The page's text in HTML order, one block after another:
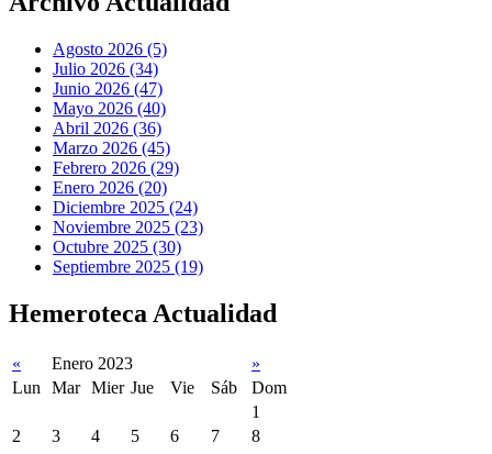
Agosto 2026 (5)
Julio 2026 (34)
Junio 2026 (47)
Mayo 2026 (40)
Abril 2026 (36)
Marzo 2026 (45)
Febrero 2026 (29)
Enero 2026 (20)
Diciembre 2025 (24)
Noviembre 2025 (23)
Octubre 2025 (30)
Septiembre 2025 (19)
Hemeroteca Actualidad
« Enero 2023
»
Lun
Mar Mier Jue Vie Sáb
Dom
1
2
3 4 5 6 7
8